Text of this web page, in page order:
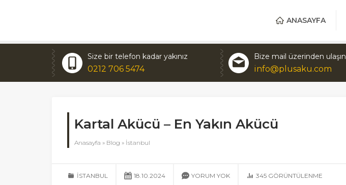
ANASAYFA
Size bir telefon kadar yakınız
0212 706 5474
Bize mail üzerinden ulaşın
info@plusaku.com
Kartal Akücü – En Yakın Akücü
Anasayfa » Blog » İstanbul
İSTANBUL 18.10.2024 YORUM YOK 345 GÖRÜNTÜLENME